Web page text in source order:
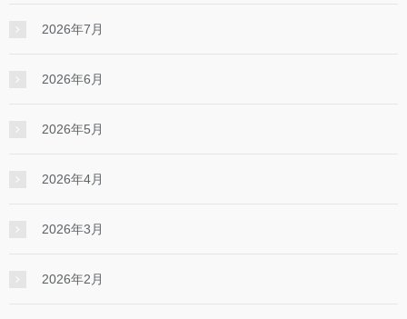
2026年7月
2026年6月
2026年5月
2026年4月
2026年3月
2026年2月